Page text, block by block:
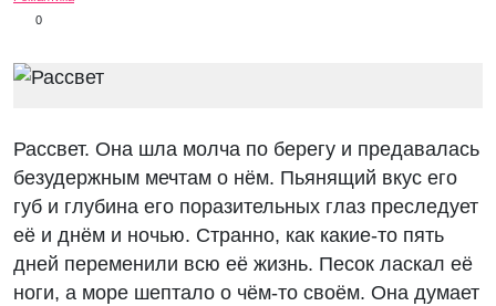
0
Рассвет. Она шла молча по берегу и предавалась
безудержным мечтам о нём. Пьянящий вкус его
губ и глубина его поразительных глаз преследует
её и днём и ночью. Странно, как какие-то пять
дней переменили всю её жизнь. Песок ласкал её
ноги, а море шептало о чём-то своём. Она думает